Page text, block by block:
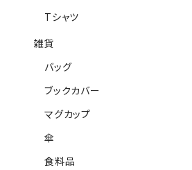
Tシャツ
雑貨
バッグ
ブックカバー
マグカップ
傘
食料品